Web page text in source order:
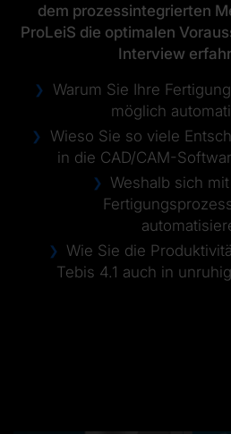
dem prozessintegrierten
ProLeiS die optimalen
Interview
Warum Sie Ihre
möglich
Wieso Sie so viele
in die CAD/CAM-
Weshalb sich
Wie Sie die
Tebis 4.1 auch in